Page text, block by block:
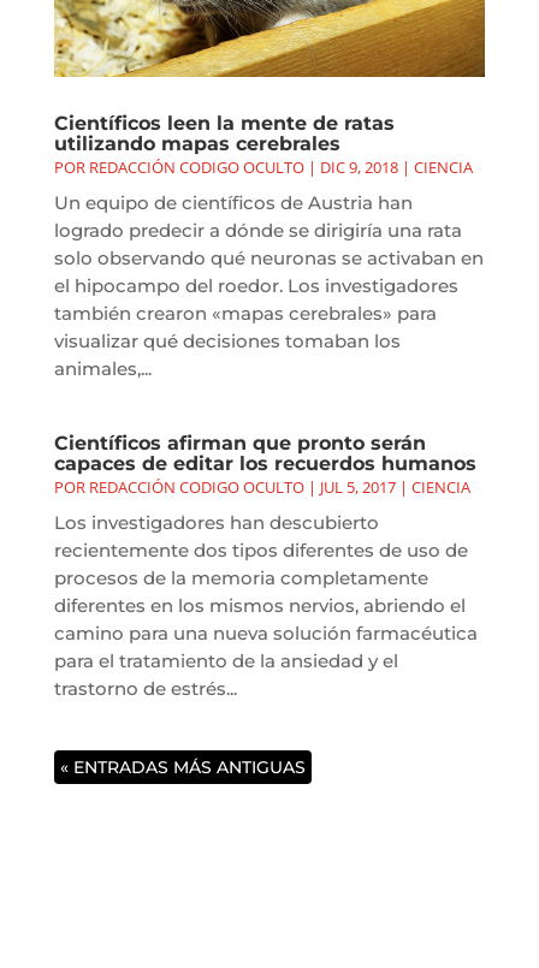
Científicos leen la mente de ratas
utilizando mapas cerebrales
POR REDACCIÓN CODIGO OCULTO| DIC 9, 2018| CIENCIA
Un equipo de científicos de Austria han
logrado predecir a dónde se dirigiría una rata
solo observando qué neuronas se activaban en
el hipocampo del roedor. Los investigadores
también crearon «mapas cerebrales» para
visualizar qué decisiones tomaban los
animales,...
Científicos afirman que pronto serán
capaces de editar los recuerdos humanos
POR REDACCIÓN CODIGO OCULTO| JUL 5, 2017| CIENCIA
Los investigadores han descubierto
recientemente dos tipos diferentes de uso de
procesos de la memoria completamente
diferentes en los mismos nervios, abriendo el
camino para una nueva solución farmacéutica
para el tratamiento de la ansiedad y el
trastorno de estrés...
« ENTRADAS MÁS ANTIGUAS